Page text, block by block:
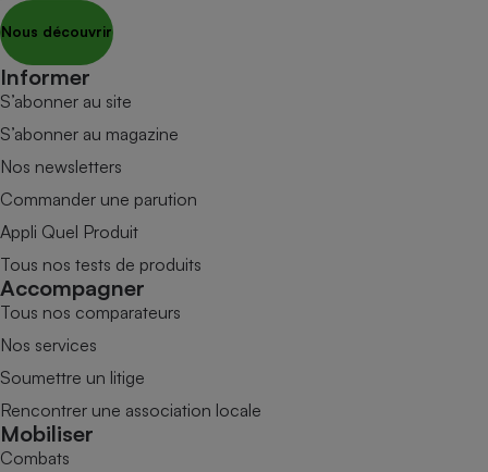
Nous découvrir
Informer
S’abonner au site
S’abonner au magazine
Nos newsletters
Commander une parution
Appli Quel Produit
Tous nos tests de produits
Accompagner
Tous nos comparateurs
Nos services
Soumettre un litige
Rencontrer une association locale
Mobiliser
Combats